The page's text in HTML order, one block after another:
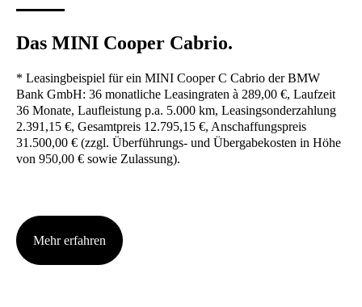
Das MINI Coo­per Cabrio.
* Lea­sing­bei­spiel für ein MINI Coo­per C Cabrio der BMW
Bank GmbH: 36 monat­li­che Lea­sing­ra­ten à 289,00 €, Lauf­zeit
36 Mona­te, Lauf­leis­tung p.a. 5.000 km, Lea­sing­son­der­zah­lung
2.391,15 €, Gesamt­preis 12.795,15 €, Anschaf­fungs­preis
31.500,00 € (zzgl. Über­füh­rungs- und Über­ga­be­kos­ten in Höhe
von 950,00 € sowie Zulas­sung).
Mehr erfah­ren